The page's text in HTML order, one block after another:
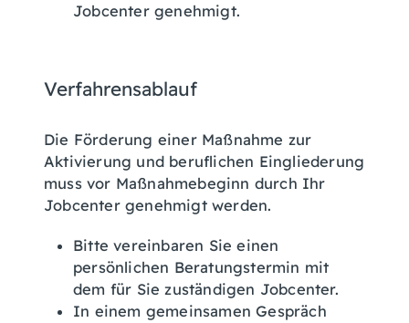
Jobcenter genehmigt.
Verfahrensablauf
Die Förderung einer Maßnahme zur
Aktivierung und beruflichen Eingliederung
muss vor Maßnahmebeginn durch Ihr
Jobcenter genehmigt werden.
Bitte vereinbaren Sie einen
persönlichen Beratungstermin mit
dem für Sie zuständigen Jobcenter.
In einem gemeinsamen Gespräch